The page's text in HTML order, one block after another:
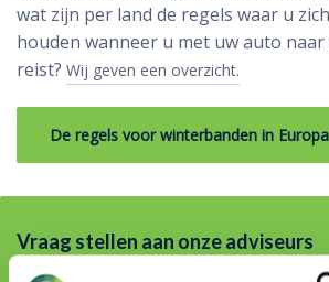
wat zijn per land de regels waar u
houden wanneer u met uw auto
reist? Wij geven een overzicht.
De regels voor winterbanden in Europa
Vraag stellen aan onze adviseurs